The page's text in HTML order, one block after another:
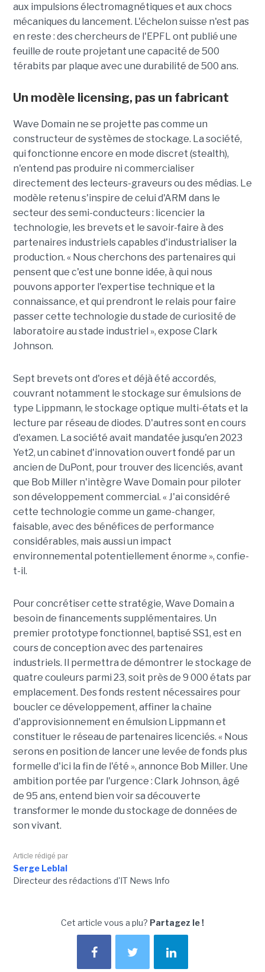
aux impulsions électromagnétiques et aux chocs
mécaniques du lancement. L'échelon suisse n'est pas
en reste : des chercheurs de l'EPFL ont publié une
feuille de route projetant une capacité de 500
térabits par plaque avec une durabilité de 500 ans.
Un modèle licensing, pas un fabricant
Wave Domain ne se projette pas comme un
constructeur de systèmes de stockage. La société,
qui fonctionne encore en mode discret (stealth),
n'entend pas produire ni commercialiser
directement des lecteurs-graveurs ou des médias. Le
modèle retenu s'inspire de celui d'ARM dans le
secteur des semi-conducteurs : licencier la
technologie, les brevets et le savoir-faire à des
partenaires industriels capables d'industrialiser la
production. « Nous cherchons des partenaires qui
pensent que c'est une bonne idée, à qui nous
pouvons apporter l'expertise technique et la
connaissance, et qui prendront le relais pour faire
passer cette technologie du stade de curiosité de
laboratoire au stade industriel », expose Clark
Johnson.
Sept brevets ont d'ores et déjà été accordés,
couvrant notamment le stockage sur émulsions de
type Lippmann, le stockage optique multi-états et la
lecture par réseau de diodes. D'autres sont en cours
d'examen. La société avait mandatée jusqu'en 2023
Yet2, un cabinet d'innovation ouvert fondé par un
ancien de DuPont, pour trouver des licenciés, avant
que Bob Miller n'intègre Wave Domain pour piloter
son développement commercial. « J'ai considéré
cette technologie comme un game-changer,
faisable, avec des bénéfices de performance
considérables, mais aussi un impact
environnemental potentiellement énorme », confie-
t-il.
Pour concrétiser cette stratégie, Wave Domain a
besoin de financements supplémentaires. Un
premier prototype fonctionnel, baptisé SS1, est en
cours de conception avec des partenaires
industriels. Il permettra de démontrer le stockage de
quatre couleurs parmi 23, soit près de 9 000 états par
emplacement. Des fonds restent nécessaires pour
boucler ce développement, affiner la chaîne
d'approvisionnement en émulsion Lippmann et
constituer le réseau de partenaires licenciés. « Nous
serons en position de lancer une levée de fonds plus
formelle d'ici la fin de l'été », annonce Bob Miller. Une
ambition portée par l'urgence : Clark Johnson, âgé
de 95 ans, entend bien voir sa découverte
transformer le monde du stockage de données de
son vivant.
Article rédigé par
Serge Leblal
Directeur des rédactions d'IT News Info
Cet article vous a plu? Partagez le !